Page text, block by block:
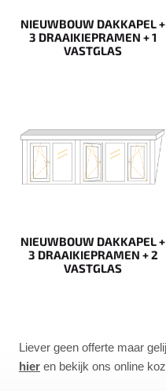
NIEUWBOUW DAKKAPEL +
3 DRAAIKIEPRAMEN + 1
VASTGLAS
NIEUWBOUW DAKKAPEL +
3 DRAAIKIEPRAMEN + 2
VASTGLAS
Liever geen offerte maar
hier en bekijk ons online